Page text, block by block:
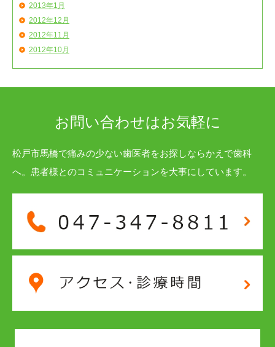
2013年1月
2012年12月
2012年11月
2012年10月
お問い合わせはお気軽に
松戸市馬橋で痛みの少ない歯医者をお探しならかえで歯科
へ。患者様とのコミュニケーションを大事にしています。